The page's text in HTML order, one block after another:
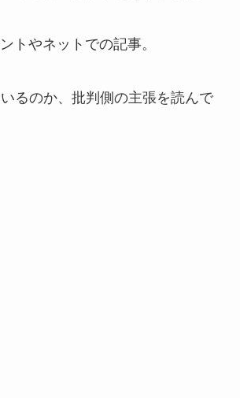
トやネットでの記事。
るのか、批判側の主張を読んで